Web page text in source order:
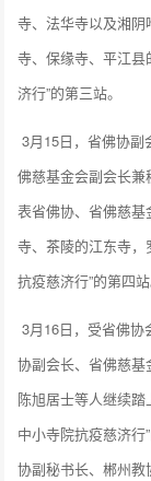
寺、法华寺以及湘
寺、保缘寺、平江
济行”的第三站。
3月15日，省佛协副
佛慈基金会副会长
表省佛协、省佛慈
寺、茶陵的江东寺
抗疫慈济行”的第四站
3月16日，受省佛
协副会长、省佛慈
陈旭居士等人继续
中小寺院抗疫慈济
协副秘书长、郴州